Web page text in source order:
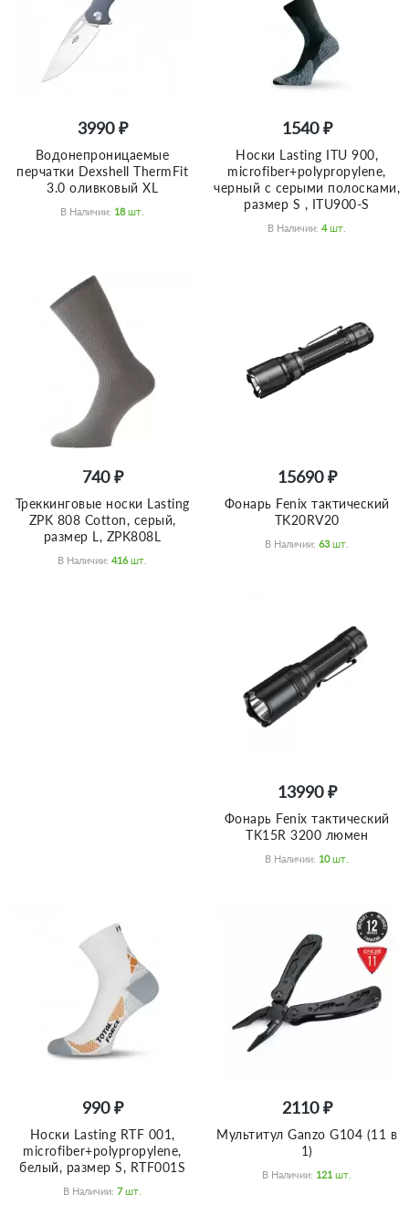
3990 ₽
Водонепроницаемые
перчатки Dexshell ThermFit
3.0 оливковый XL
В Наличии: 18 Шт.
1540 ₽
Носки Lasting ITU 900,
microfiber+polypropylene,
черный с серыми полосками,
размер S , ITU900-S
В Наличии: 4 Шт.
740 ₽
Треккинговые носки Lasting
ZPK 808 Cotton, серый,
размер L, ZPK808L
В Наличии: 416 Шт.
15690 ₽
Фонарь Fenix тактический
TK20RV20
В Наличии: 63 Шт.
13990 ₽
Фонарь Fenix тактический
TK15R 3200 люмен
В Наличии: 10 Шт.
990 ₽
Носки Lasting RTF 001,
microfiber+polypropylene,
белый, размер S, RTF001S
В Наличии: 7 Шт.
2110 ₽
Мультитул Ganzo G104 (11 в
1)
В Наличии: 121 Шт.